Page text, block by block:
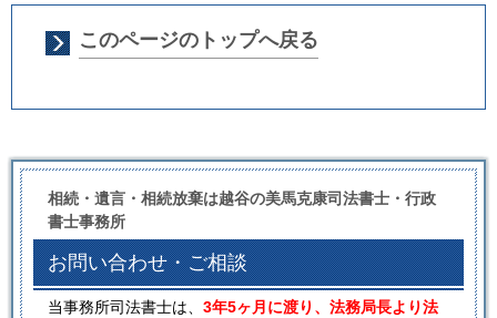
このページのトップへ戻る
相続・遺言・相続放棄は越谷の美馬克康司法書士・行政
書士事務所
お問い合わせ・ご相談
当事務所司法書士は、 3年5ヶ月に渡り、法務局長より法